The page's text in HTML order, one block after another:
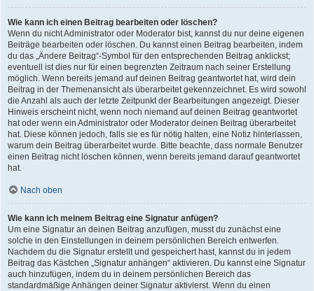
Wie kann ich einen Beitrag bearbeiten oder löschen?
Wenn du nicht Administrator oder Moderator bist, kannst du nur deine eigenen
Beiträge bearbeiten oder löschen. Du kannst einen Beitrag bearbeiten, indem
du das „Ändere Beitrag“-Symbol für den entsprechenden Beitrag anklickst;
eventuell ist dies nur für einen begrenzten Zeitraum nach seiner Erstellung
möglich. Wenn bereits jemand auf deinen Beitrag geantwortet hat, wird dein
Beitrag in der Themenansicht als überarbeitet gekennzeichnet. Es wird sowohl
die Anzahl als auch der letzte Zeitpunkt der Bearbeitungen angezeigt. Dieser
Hinweis erscheint nicht, wenn noch niemand auf deinen Beitrag geantwortet
hat oder wenn ein Administrator oder Moderator deinen Beitrag überarbeitet
hat. Diese können jedoch, falls sie es für nötig halten, eine Notiz hinterlassen,
warum dein Beitrag überarbeitet wurde. Bitte beachte, dass normale Benutzer
einen Beitrag nicht löschen können, wenn bereits jemand darauf geantwortet
hat.
Nach oben
Wie kann ich meinem Beitrag eine Signatur anfügen?
Um eine Signatur an deinen Beitrag anzufügen, musst du zunächst eine
solche in den Einstellungen in deinem persönlichen Bereich entwerfen.
Nachdem du die Signatur erstellt und gespeichert hast, kannst du in jedem
Beitrag das Kästchen „Signatur anhängen“ aktivieren. Du kannst eine Signatur
auch hinzufügen, indem du in deinem persönlichen Bereich das
standardmäßige Anhängen deiner Signatur aktivierst. Wenn du einen